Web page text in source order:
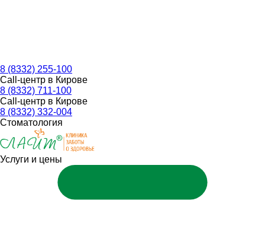
8 (8332) 255-100
Call-центр в Кирове
8 (8332) 711-100
Call-центр в Кирове
8 (8332) 332-004
Стоматология
Услуги и цены